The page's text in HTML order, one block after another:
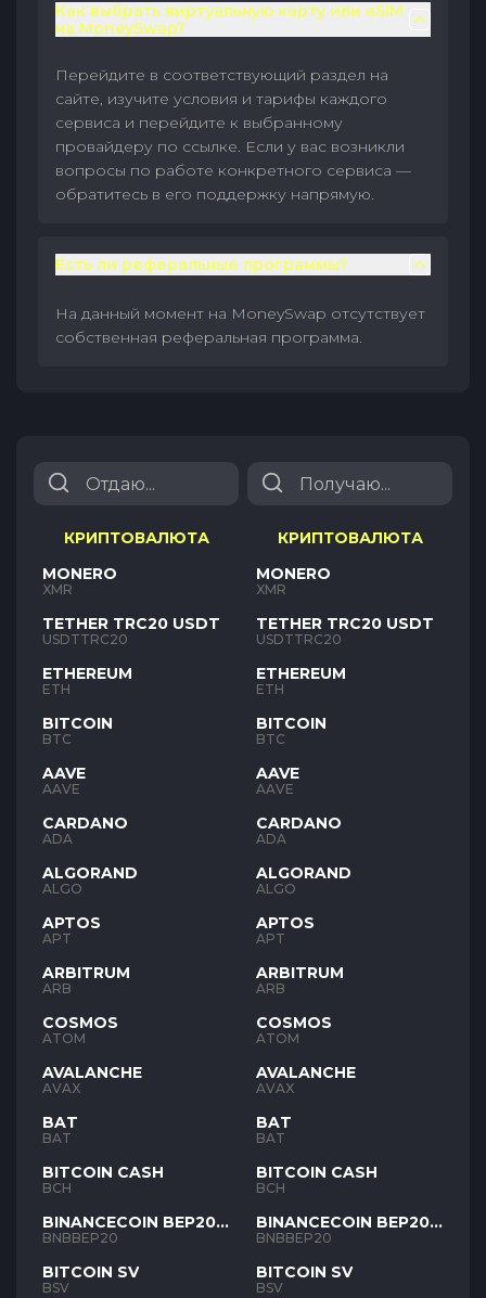
Как выбрать виртуальную карту или eSIM
на MoneySwap?
Перейдите в соответствующий раздел на
сайте, изучите условия и тарифы каждого
сервиса и перейдите к выбранному
провайдеру по ссылке. Если у вас возникли
вопросы по работе конкретного сервиса —
обратитесь в его поддержку напрямую.
Есть ли реферальные программы?
На данный момент на MoneySwap отсутствует
собственная реферальная программа.
КРИПТОВАЛЮТА
MONERO
XMR
TETHER TRC20 USDT
USDTTRC20
ETHEREUM
ETH
BITCOIN
BTC
AAVE
AAVE
CARDANO
ADA
ALGORAND
ALGO
APTOS
APT
ARBITRUM
ARB
COSMOS
ATOM
AVALANCHE
AVAX
BAT
BAT
BITCOIN CASH
BCH
BINANCECOIN BEP20
BNB
BNBBEP20
BITCOIN SV
BSV
КРИПТОВАЛЮТА
MONERO
XMR
TETHER TRC20 USDT
USDTTRC20
ETHEREUM
ETH
BITCOIN
BTC
AAVE
AAVE
CARDANO
ADA
ALGORAND
ALGO
APTOS
APT
ARBITRUM
ARB
COSMOS
ATOM
AVALANCHE
AVAX
BAT
BAT
BITCOIN CASH
BCH
BINANCECOIN BEP20
BNB
BNBBEP20
BITCOIN SV
BSV